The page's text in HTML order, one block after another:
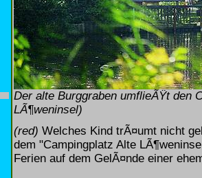
Der alte Burggraben umflieÃŸt den
LÃ¶weninsel)
(red) Welches Kind trÃ¤umt nicht
dem "Campingplatz Alte
Ferien auf dem GelÃ¤nde einer